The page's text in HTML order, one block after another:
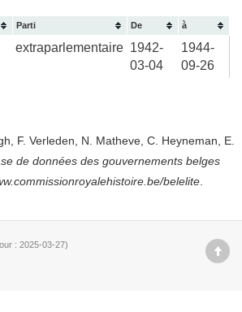
Parti De à
extraparlementaire 1942-
03-04
1944-
09-26
F. Verleden, N. Matheve, C. Heyneman, E.
de données des gouvernements belges
belelite
: 2025-03-27)